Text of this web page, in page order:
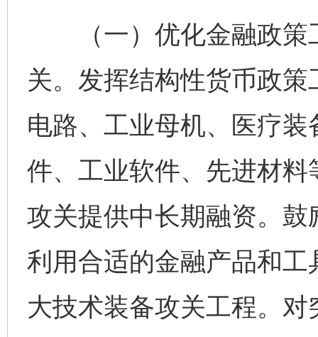
（一）优化金融政策
关。发挥结构性货币政
电路、工业母机、医疗
件、工业软件、先进材
攻关提供中长期融资。
利用合适的金融产品和
大技术装备攻关工程。